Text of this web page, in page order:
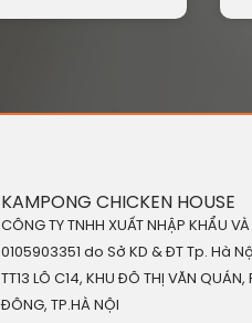
KAMPONG CHICKEN HOUSE
CÔNG TY TNHH XUẤT NHẬP KHẨU
0105903351 do Sở KD & ĐT Tp. Hà
TT13 LÔ C14, KHU ĐÔ THỊ VĂN
ĐÔNG, TP.HÀ NỘI